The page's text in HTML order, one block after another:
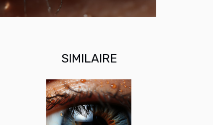
SIMILAIRE